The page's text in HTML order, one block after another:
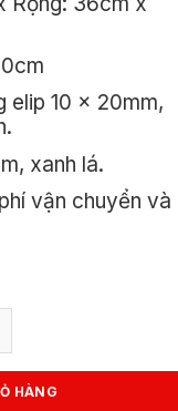
elip 10 x 20mm,
xanh lá.
vận chuyển và
HÀNG